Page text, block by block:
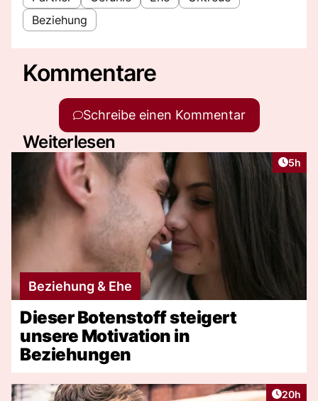
Beziehung
Kommentare
Schreibe einen Kommentar
Weiterlesen
5h
Beziehung & Ehe
Dieser Botenstoff steigert
unsere Motivation in
Beziehungen
Artikel
20h